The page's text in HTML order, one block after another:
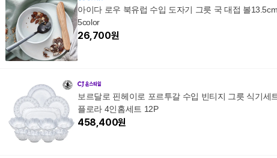
아이다 로우 북유럽 수입 도자기 그릇 국 대접 볼
5color
26,700원
보르달로 핀헤이로 포르투갈 수입 빈티지 그릇 식기세
플로라 4인홈세트 12P
458,400원